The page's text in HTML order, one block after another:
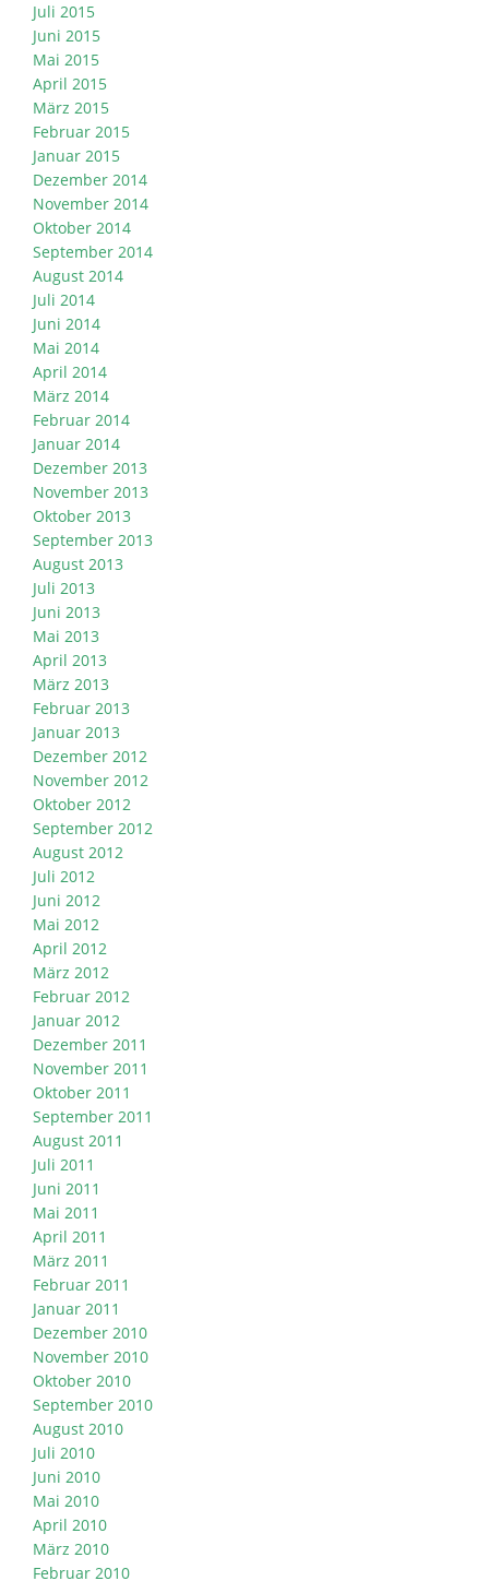
Juli 2015
Juni 2015
Mai 2015
April 2015
März 2015
Februar 2015
Januar 2015
Dezember 2014
November 2014
Oktober 2014
September 2014
August 2014
Juli 2014
Juni 2014
Mai 2014
April 2014
März 2014
Februar 2014
Januar 2014
Dezember 2013
November 2013
Oktober 2013
September 2013
August 2013
Juli 2013
Juni 2013
Mai 2013
April 2013
März 2013
Februar 2013
Januar 2013
Dezember 2012
November 2012
Oktober 2012
September 2012
August 2012
Juli 2012
Juni 2012
Mai 2012
April 2012
März 2012
Februar 2012
Januar 2012
Dezember 2011
November 2011
Oktober 2011
September 2011
August 2011
Juli 2011
Juni 2011
Mai 2011
April 2011
März 2011
Februar 2011
Januar 2011
Dezember 2010
November 2010
Oktober 2010
September 2010
August 2010
Juli 2010
Juni 2010
Mai 2010
April 2010
März 2010
Februar 2010